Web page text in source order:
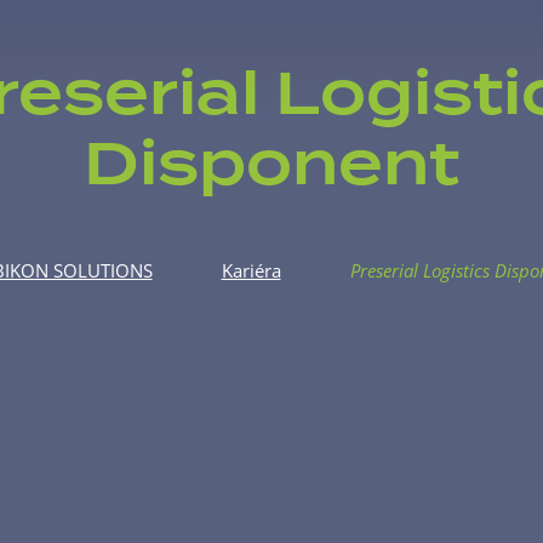
Disponent
SOLUTIONS Kariéra Preserial Logistics